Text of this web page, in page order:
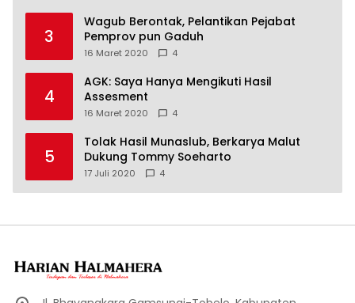
3
Wagub Berontak, Pelantikan Pejabat
Pemprov pun Gaduh
16 Maret 2020 4
4
AGK: Saya Hanya Mengikuti Hasil
Assesment
16 Maret 2020 4
5
Tolak Hasil Munaslub, Berkarya Malut
Dukung Tommy Soeharto
17 Juli 2020 4